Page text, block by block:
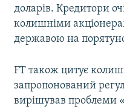
доларів. Кредитори
колишніми
державою на
FT також цитує
запропонований
вирішував проблеми